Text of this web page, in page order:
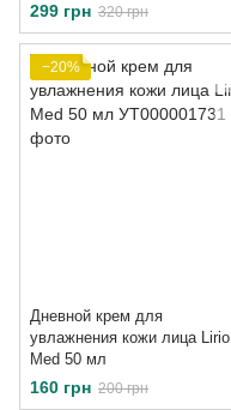
299 грн 320 грн
−20%
Дневной крем для
увлажнения кожи лица Lirio
Med 50 мл
160 грн 200 грн